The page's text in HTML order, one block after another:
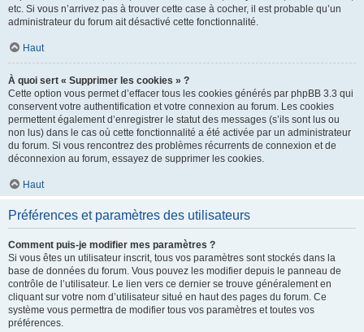
etc. Si vous n’arrivez pas à trouver cette case à cocher, il est probable qu’un
administrateur du forum ait désactivé cette fonctionnalité.
Haut
À quoi sert « Supprimer les cookies » ?
Cette option vous permet d’effacer tous les cookies générés par phpBB 3.3 qui
conservent votre authentification et votre connexion au forum. Les cookies
permettent également d’enregistrer le statut des messages (s’ils sont lus ou
non lus) dans le cas où cette fonctionnalité a été activée par un administrateur
du forum. Si vous rencontrez des problèmes récurrents de connexion et de
déconnexion au forum, essayez de supprimer les cookies.
Haut
Préférences et paramètres des utilisateurs
Comment puis-je modifier mes paramètres ?
Si vous êtes un utilisateur inscrit, tous vos paramètres sont stockés dans la
base de données du forum. Vous pouvez les modifier depuis le panneau de
contrôle de l’utilisateur. Le lien vers ce dernier se trouve généralement en
cliquant sur votre nom d’utilisateur situé en haut des pages du forum. Ce
système vous permettra de modifier tous vos paramètres et toutes vos
préférences.